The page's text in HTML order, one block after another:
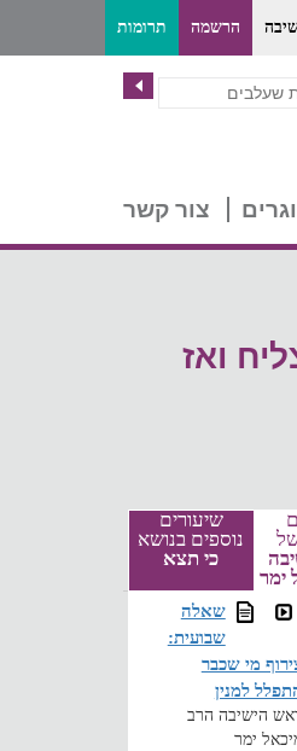
תרומות הרשמה
צור קשר
ואז
ימר
שיעורים
נוספים בנושא
כי תצא
שאלה
שבועית:
מי שכבר
למנין
הישיבה הרב
ימר